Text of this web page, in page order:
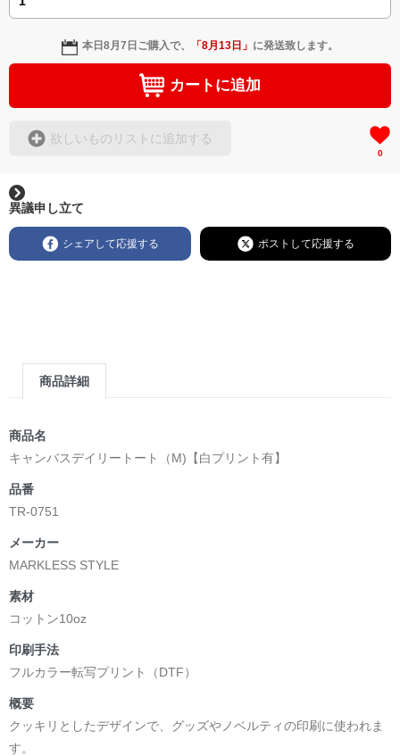
本日8月7日 ご購入で、 「8月13日 」 に発送致します。
カートに追加
欲しいものリストに追加する
0
異議申し立て
シェアして応援する ポストして応援する
商品詳細
商品名
キャンバスデイリートート（M)【白プリント有】
品番
TR-0751
メーカー
MARKLESS STYLE
素材
コットン10oz
印刷手法
フルカラー転写プリント（DTF）
概要
クッキリとしたデザインで、グッズやノベルティの印刷に使われま
す。